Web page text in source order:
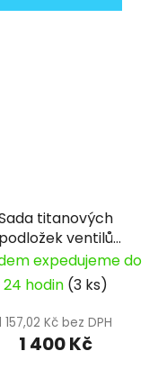
titanových
podložek ventilů
YX/ZS
expedujeme do
24 hodin (3 ks)
157,02 Kč bez DPH
1 400 Kč